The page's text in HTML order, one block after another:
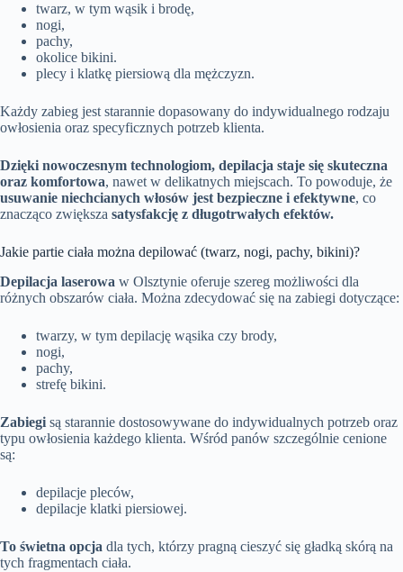
twarz, w tym wąsik i brodę,
nogi,
pachy,
okolice bikini.
plecy i klatkę piersiową dla mężczyzn.
Każdy zabieg jest starannie dopasowany do indywidualnego rodzaju
owłosienia oraz specyficznych potrzeb klienta.
Dzięki nowoczesnym technologiom, depilacja staje się skuteczna
oraz komfortowa, nawet w delikatnych miejscach. To powoduje, że
usuwanie niechcianych włosów jest bezpieczne i efektywne, co
znacząco zwiększa satysfakcję z długotrwałych efektów.
Jakie partie ciała można depilować (twarz, nogi, pachy, bikini)?
Depilacja laserowa w Olsztynie oferuje szereg możliwości dla
różnych obszarów ciała. Można zdecydować się na zabiegi dotyczące:
twarzy, w tym depilację wąsika czy brody,
nogi,
pachy,
strefę bikini.
Zabiegi są starannie dostosowywane do indywidualnych potrzeb oraz
typu owłosienia każdego klienta. Wśród panów szczególnie cenione
są:
depilacje pleców,
depilacje klatki piersiowej.
To świetna opcja dla tych, którzy pragną cieszyć się gładką skórą na
tych fragmentach ciała.